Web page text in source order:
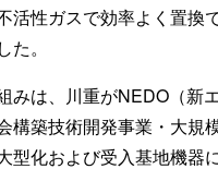
活性ガスで効率よく置換
。
みは、川重がNEDO（新
構築技術開発事業・大規
型化および受入基地機器